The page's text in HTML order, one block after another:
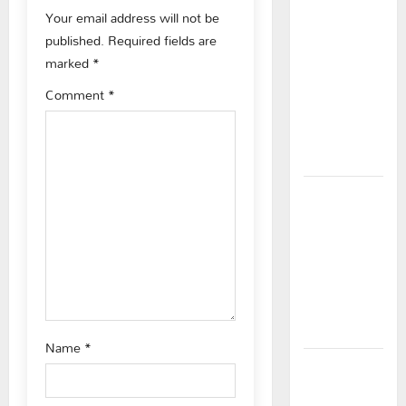
v
i
g
n
Your email address will not be
published. Required fields are
marked*
Comment*
Name*